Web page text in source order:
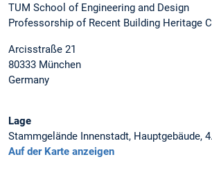
TUM School of Engineering and Design
Professorship of Recent Building Heritage
Arcisstraße 21
80333 München
Germany
Lage
Stammgelände Innenstadt, Hauptgebäude,
Auf der Karte anzeigen